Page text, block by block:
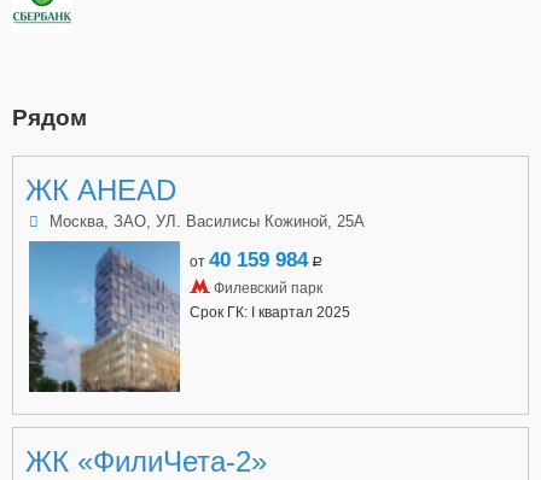
Рядом
ЖК AHEAD
Москва, ЗАО, УЛ. Василисы Кожиной, 25А
от 40 159 984 a
Филевский парк
Срок ГК: I квартал 2025
ЖК «ФилиЧета-2»